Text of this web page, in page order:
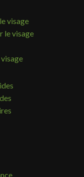
visage
le visage